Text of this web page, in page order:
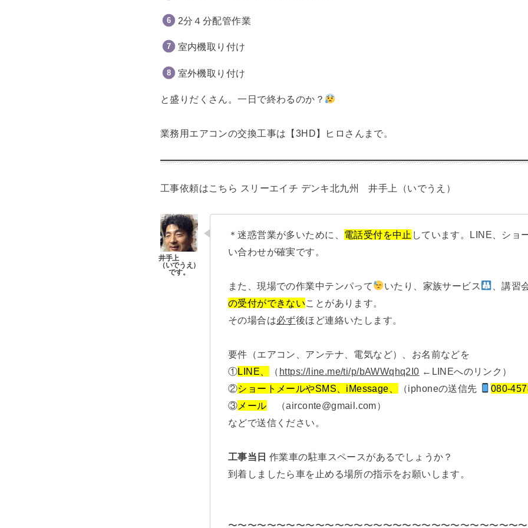
2分４分配管作業
室内機取り付け
室外機取り付け
と盛りだくさん。一日で終わるのか？
業務用エアコンの交換工事は【3HD】ヒロさんまで。
工事依頼はこちら スリーエイチ デンキ北九州 井手上（いでうえ）
＊迷惑営業が多いために、 電話受付を中止 しています。LINE、ショ
い合わせが確実です。
また、現場での作業中テンパって いたり、家族サービス 、講習
の受付ができないことがあります。
その場合は必ず後ほど連絡いたします。
要件（エアコン、アンテナ、電気など）、お名前などを
①LINE、 （ https://line.me/ti/p/bAWWqhq2I0 ←LINEへのリンク）
②ショートメールやSMS、iMessage、 （iphoneの送信先 080-
③ メール （airconte@gmail.com）
などで送信ください。
工事当日 作業車の駐車スペースがあるでしょうか？
到着しましたら車を止める場所の指示をお願いします。
〜〜〜〜〜〜〜〜〜〜〜〜〜〜〜〜〜〜〜〜〜〜〜〜〜〜〜〜〜〜